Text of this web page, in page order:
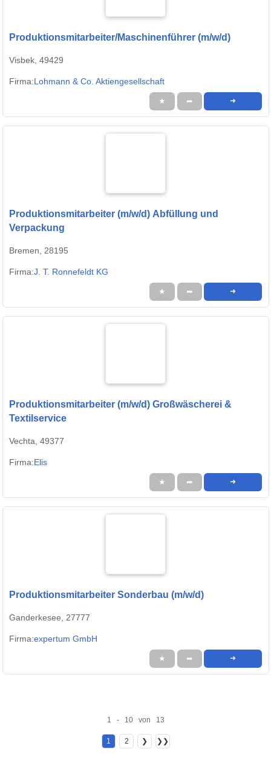
Produktionsmitarbeiter/Maschinenführer (m/w/d)
Visbek, 49429
Firma:Lohmann & Co. Aktiengesellschaft
★ ➦ ➜
Produktionsmitarbeiter (m/w/d) Abfüllung und
Verpackung
Bremen, 28195
Firma:J. T. Ronnefeldt KG
★ ➦ ➜
Produktionsmitarbeiter (m/w/d) Großwäscherei &
Textilservice
Vechta, 49377
Firma:Elis
★ ➦ ➜
Produktionsmitarbeiter Sonderbau (m/w/d)
Ganderkesee, 27777
Firma:expertum GmbH
★ ➦ ➜
1 - 10 von 13
1 2 ❯ ❯❯